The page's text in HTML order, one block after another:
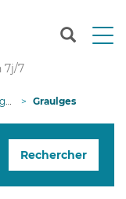
T
n
g
7j/7
Graulges
Rechercher